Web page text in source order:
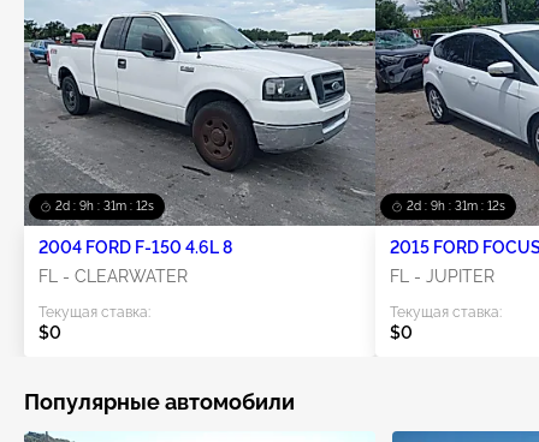
2d : 9h : 31m : 12s
2004 FORD F-150 4.6L 8
FL - CLEARWATER
Текущая ставка:
$0
2d : 9h : 31m : 12s
2015 FORD
FL - JUPITER
Текущая ставка:
$0
Популярные автомобили